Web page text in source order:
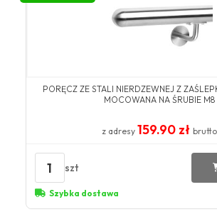
PORĘCZ ZE STALI NIERDZEWNEJ Z
MOCOWANA NA ŚRUBIE M8
z adresy 159.90 zł brutto
1 szt
Szybka dostawa